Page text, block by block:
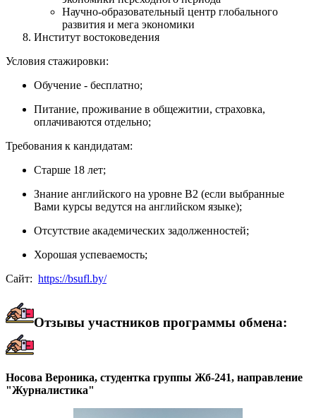
Научно-образовательный центр глобального
развития и мега экономики
Институт востоковедения
Условия стажировки:
Обучение - бесплатно;
Питание, проживание в общежитии, страховка,
оплачиваются отдельно;
Требования к кандидатам:
Старше 18 лет;
Знание английского на уровне В2 (если выбранные
Вами курсы ведутся на английском языке);
Отсутствие академических задолженностей;
Хорошая успеваемость;
Сайт: https://bsufl.by/
Отзывы участников программы обмена:
Носова Вероника, студентка группы Жб-241, направление
"Журналистика"